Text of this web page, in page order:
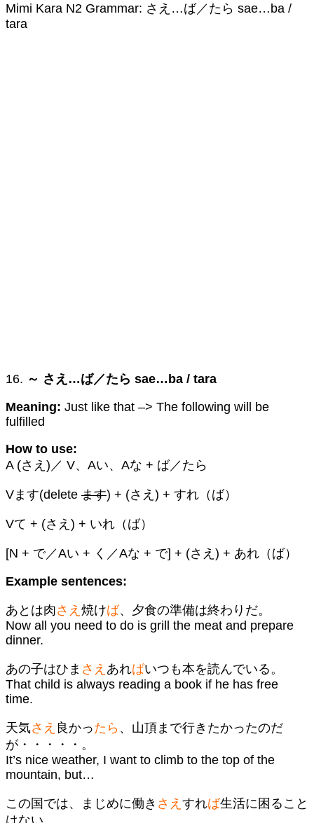
Mimi Kara N2 Grammar: さえ…ば／たら sae…ba /
tara
16. ～ さえ…ば／たら sae…ba / tara
Meaning: Just like that –> The following will be
fulfilled
How to use:
A (さえ)／ V、Aい、Aな + ば／たら
Vます(delete ます) + (さえ) + すれ（ば）
Vて + (さえ) + いれ（ば）
[N + で／Aい + く／Aな + で] + (さえ) + あれ（ば）
Example sentences:
あとは肉さえ 焼けば、夕食の準備は終わりだ。
Now all you need to do is grill the meat and prepare
dinner.
あの子はひま さえ あればいつも本を読んでいる。
That child is always reading a book if he has free
time.
天気さえ 良かったら 、山頂まで行きたかったのだ
が・・・・・。
It’s nice weather, I want to climb to the top of the
mountain, but…
この国では、まじめに働き さえ すれば生活に困ること
はない。